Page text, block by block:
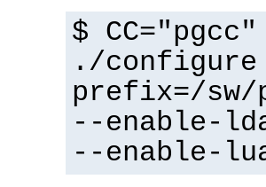
$
./
prefix=/sw/
--enable-
--enable-